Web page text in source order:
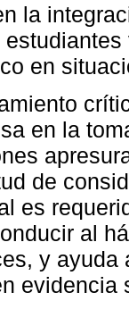
la
en
en la
de
es
al
y ayuda
evidencia